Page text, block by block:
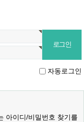
자동로그인
아이디/비밀번호 찾기를